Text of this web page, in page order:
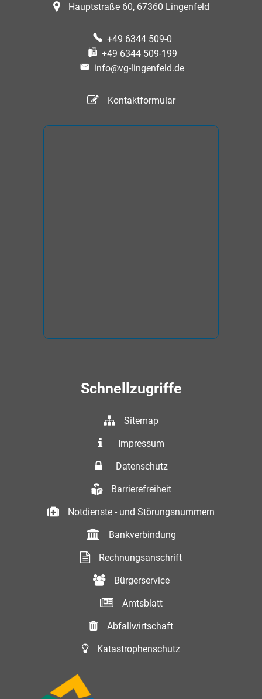
Hauptstraße 60, 67360 Lingenfeld
+49 6344 509-0
+49 6344 509-199
info@vg-lingenfeld.de
Kontaktformular
Schnellzugriffe
Sitemap
Impressum
Datenschutz
Barrierefreiheit
Notdienste - und Störungsnummern
Bankverbindung
Rechnungsanschrift
Bürgerservice
Amtsblatt
Abfallwirtschaft
Katastrophenschutz